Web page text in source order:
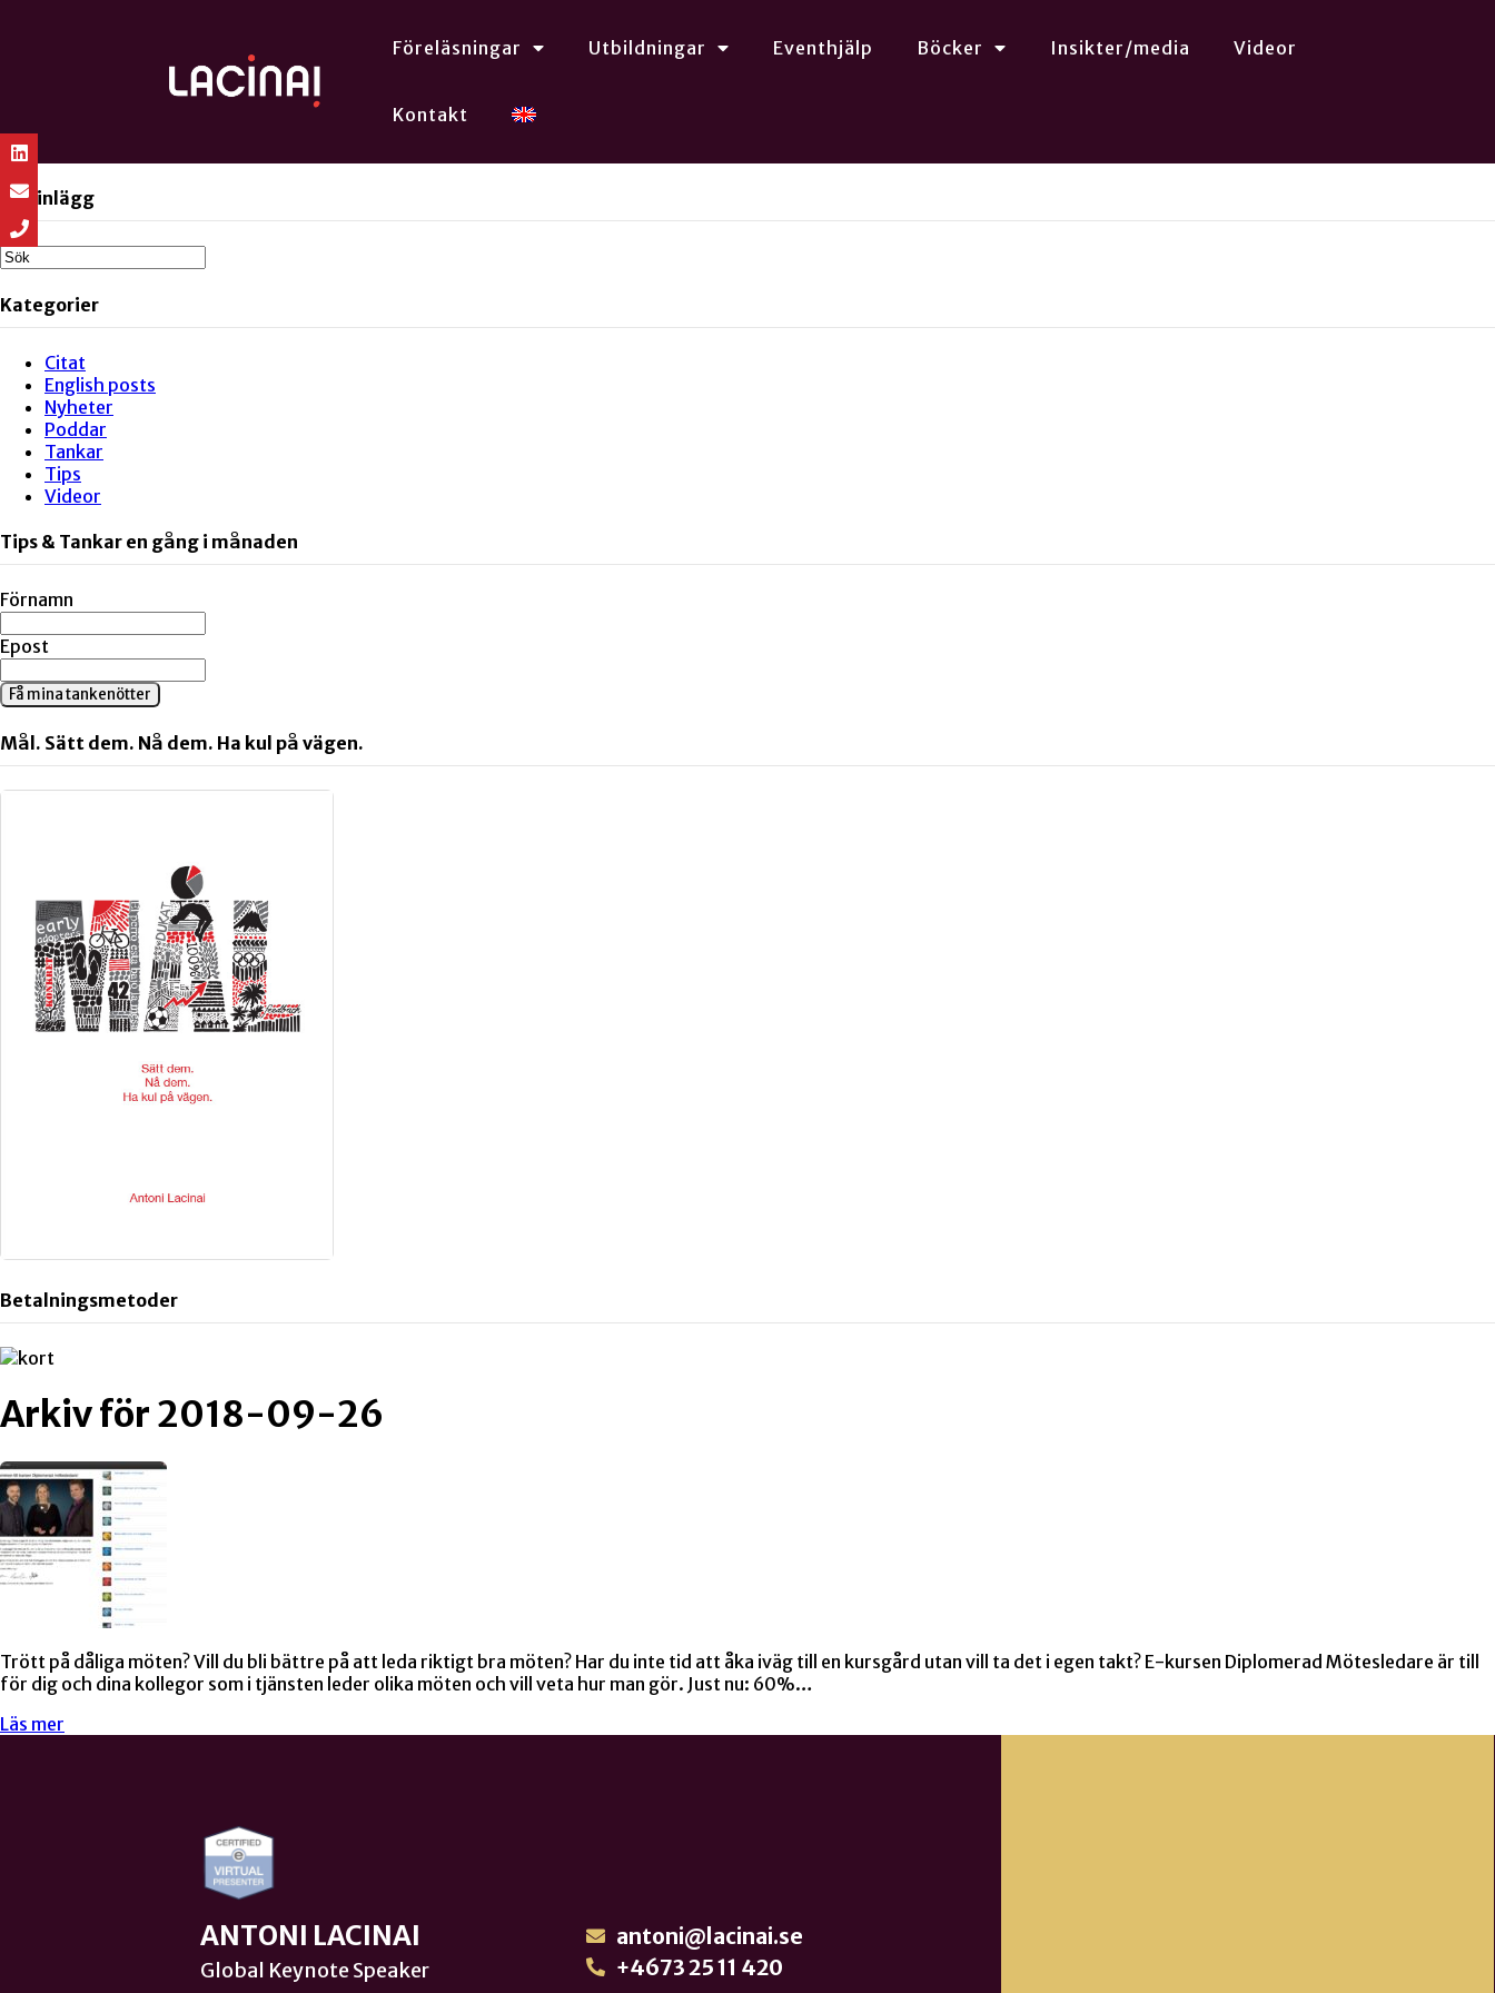
Föreläsningar Utbildningar Eventhjälp Böcker Insikter/media Videor
Kontakt
Sök inlägg
Kategorier
Citat
English posts
Nyheter
Poddar
Tankar
Tips
Videor
Tips & Tankar en gång i månaden
Förnamn
Epost
Få mina tankenötter
Mål. Sätt dem. Nå dem. Ha kul på vägen.
Betalningsmetoder
Arkiv för 2018-09-26
Trött på dåliga möten? Vill du bli bättre på att leda riktigt bra möten? Har du inte tid att åka iväg till en kursgård utan vill ta det i egen takt? E-kursen Diplomerad Mötesledare är till
för dig och dina kollegor som i tjänsten leder olika möten och vill veta hur man gör. Just nu: 60%…
Läs mer
ANTONI LACINAI
Global Keynote Speaker
antoni@lacinai.se
+4673 25 11 420